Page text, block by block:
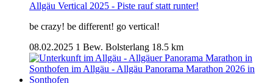
Allgäu Vertical 2025 - Piste rauf statt runter!
be crazy! be different! go vertical!
08.02.2025 1 Bew. Bolsterlang 18.5 km